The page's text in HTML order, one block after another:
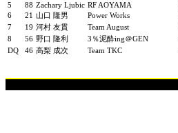
5
88 Zachary Ljubic RF AOYAMA
6
21 山口 隆男 Power Works
7
19 河村 友貫 Team August
8
56 野口 隆利 3％泥酔ing＠GEN
DQ
46 高梨 成次 Team TKC